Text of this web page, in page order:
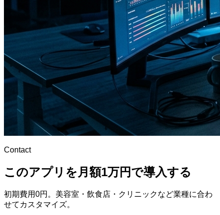
Contact
このアプリを月額1万円で導入する
初期費用0円。美容室・飲食店・クリニックなど業種に合わ
せてカスタマイズ。